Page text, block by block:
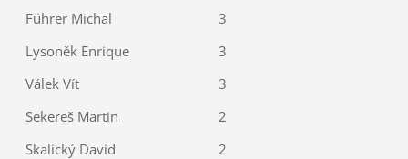
Führer Michal
3
Lysoněk Enrique
3
Válek Vít
3
Sekereš Martin
2
Skalický David
2